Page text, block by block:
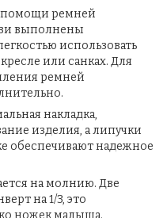
помощи ремней
выполнены
использовать
или санках. Для
ремней
накладка,
изделия, а липучки
обеспечивают надежное
на молнию. Две
на 1/3, это
ножек малыша.